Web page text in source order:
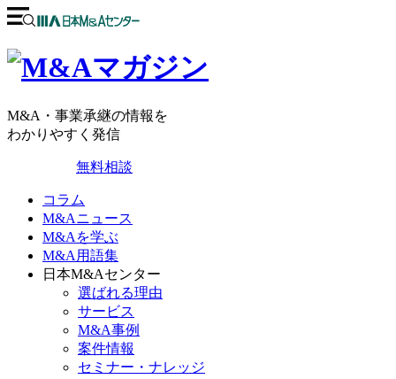
M&A・事業承継の情報を
わかりやすく発信
無料相談
コラム
M&Aニュース
M&Aを学ぶ
M&A用語集
日本M&Aセンター
選ばれる理由
サービス
M&A事例
案件情報
セミナー・ナレッジ